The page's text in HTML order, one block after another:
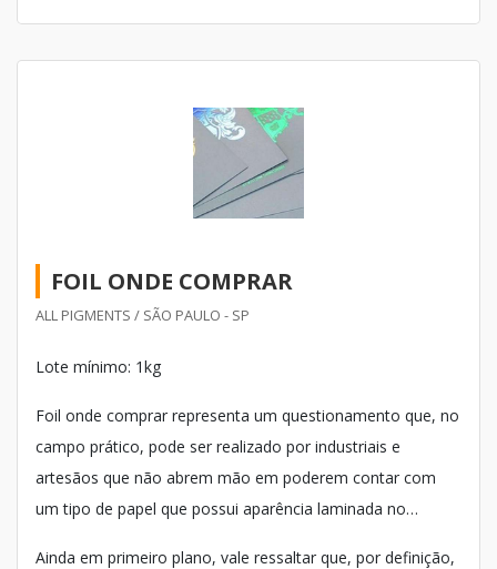
FOIL ONDE COMPRAR
ALL PIGMENTS / SÃO PAULO - SP
Lote mínimo: 1kg
Foil onde comprar representa um questionamento que, no
campo prático, pode ser realizado por industriais e
artesãos que não abrem mão em poderem contar com
um tipo de papel que possui aparência laminada no
Ainda em primeiro plano, vale ressaltar que, por definição,